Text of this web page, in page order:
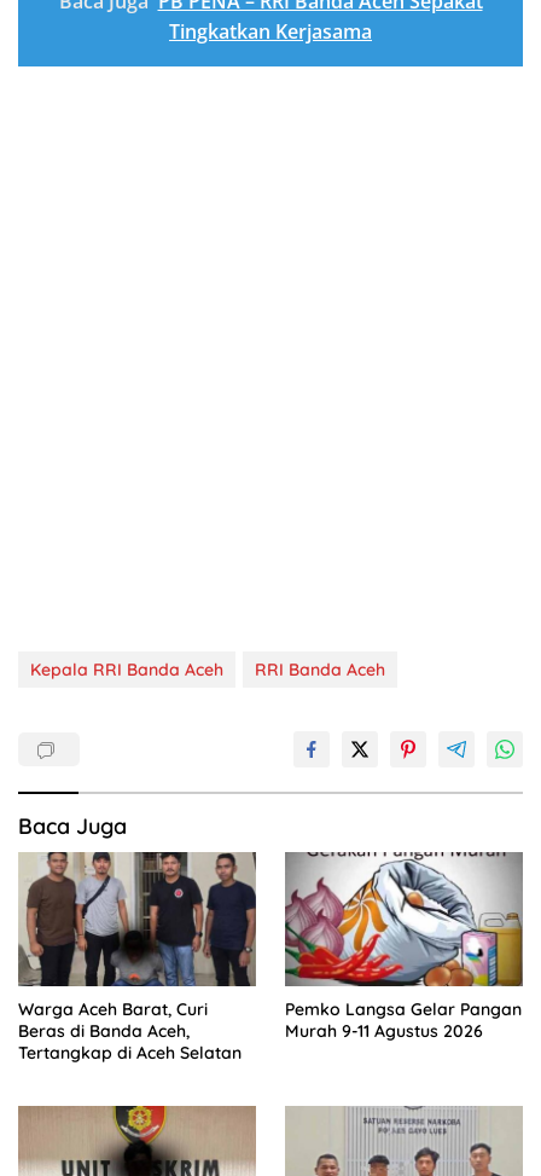
Tingkatkan Kerjasama
Kepala RRI Banda Aceh RRI Banda Aceh
Baca Juga
Warga Aceh Barat, Curi
Beras di Banda Aceh,
Tertangkap di Aceh Selatan
Pemko Langsa Gelar Pangan
Murah 9-11 Agustus 2026